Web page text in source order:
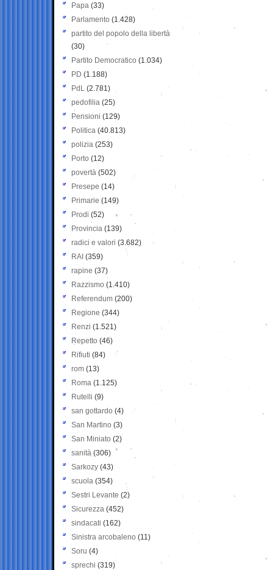
Papa (33)
Parlamento (1.428)
partito del popolo della libertà
(30)
Partito Democratico (1.034)
PD (1.188)
PdL (2.781)
pedofilia (25)
Pensioni (129)
Politica (40.813)
polizia (253)
Porto (12)
povertà (502)
Presepe (14)
Primarie (149)
Prodi (52)
Provincia (139)
radici e valori (3.682)
RAI (359)
rapine (37)
Razzismo (1.410)
Referendum (200)
Regione (344)
Renzi (1.521)
Repetto (46)
Rifiuti (84)
rom (13)
Roma (1.125)
Rutelli (9)
san gottardo (4)
San Martino (3)
San Miniato (2)
sanità (306)
Sarkozy (43)
scuola (354)
Sestri Levante (2)
Sicurezza (452)
sindacati (162)
Sinistra arcobaleno (11)
Soru (4)
sprechi (319)